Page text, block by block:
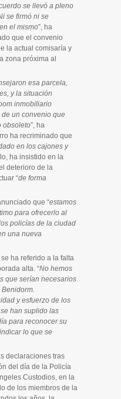
se llevó a pleno
se firmó ni se
el mismo”, ha
que el convenio
la actual comisaría y
zona próxima al
esa parcela,
y la situación
inmobiliario
un convenio que
obsoleto”, ha
ha recriminado que
en los cajones y
ha insistido en la
deterioro de la
“de forma
que “estamos
para ofrecerlo al
policías de la ciudad
una nueva
ha referido a la falta
alta. “No hemos
que serían necesarios
y esfuerzo de los
han suplido las
para reconocer su
lo que se
declaraciones tras
del día de la Policía
Custodios, en la
de los miembros de la